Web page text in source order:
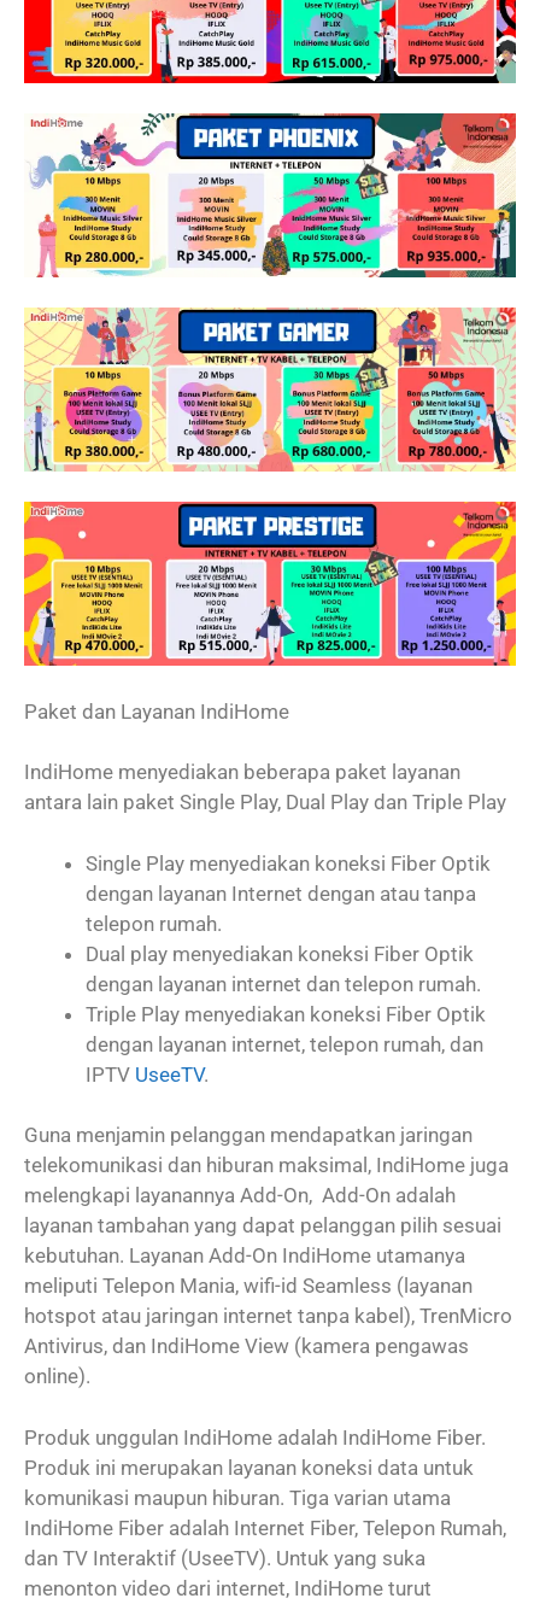
Paket dan Layanan IndiHome
IndiHome menyediakan beberapa paket layanan
antara lain paket Single Play, Dual Play dan Triple Play
Single Play menyediakan koneksi Fiber Optik
dengan layanan Internet dengan atau tanpa
telepon rumah.
Dual play menyediakan koneksi Fiber Optik
dengan layanan internet dan telepon rumah.
Triple Play menyediakan koneksi Fiber Optik
dengan layanan internet, telepon rumah, dan
IPTV UseeTV.
Guna menjamin pelanggan mendapatkan jaringan
telekomunikasi dan hiburan maksimal, IndiHome juga
melengkapi layanannya Add-On, Add-On adalah
layanan tambahan yang dapat pelanggan pilih sesuai
kebutuhan. Layanan Add-On IndiHome utamanya
meliputi Telepon Mania, wifi-id Seamless (layanan
hotspot atau jaringan internet tanpa kabel), TrenMicro
Antivirus, dan IndiHome View (kamera pengawas
online).
Produk unggulan IndiHome adalah IndiHome Fiber.
Produk ini merupakan layanan koneksi data untuk
komunikasi maupun hiburan. Tiga varian utama
IndiHome Fiber adalah Internet Fiber, Telepon Rumah,
dan TV Interaktif (UseeTV). Untuk yang suka
menonton video dari internet, IndiHome turut